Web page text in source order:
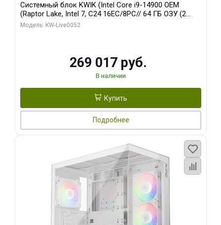
Системный блок KWIK (Intel Core i9-14900 OEM
(Raptor Lake, Intel 7, C24 16EC/8PC// 64 ГБ ОЗУ (2
модуля)/ Palit RTX5080 GAMINGPRO OC 16GB GDDR7
Модель: KW-Live0052
269 017 руб.
В наличии
Купить
Подробнее